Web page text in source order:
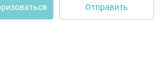
Отправить